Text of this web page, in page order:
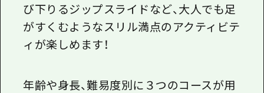
び下りるジップスライドなど、大人でも足
がすくむようなスリル満点のアクティビテ
ィが楽しめます！
年齢や身長、難易度別に３つのコースが用